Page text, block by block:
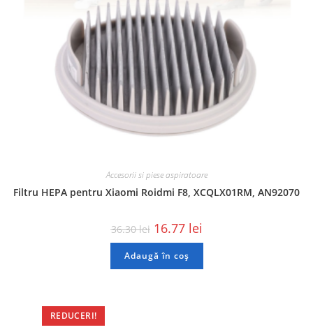
Accesorii si piese aspiratoare
Filtru HEPA pentru Xiaomi Roidmi F8, XCQLX01RM, AN92070
36.30lei 16.77 lei
Adaugă în coș
REDUCERI!